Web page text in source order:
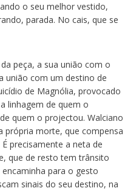
o seu melhor vestido,
parada. No cais, que se
peça, a sua união com o
união com um destino de
de Magnólia, provocado
linhagem de quem o
quem o projectou. Walciano
própria morte, que compensa
precisamente a neta de
que de resto tem trânsito
para o gesto
sinais do seu destino, na